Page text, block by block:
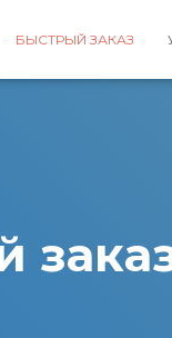
БЫСТРЫЙ ЗАКАЗ